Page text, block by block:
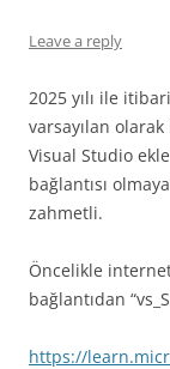
Leave a reply
2025 yılı ile
varsayılan
Visual Studio
bağlantısı
zahmetli.
Öncelikle
bağlantıdan
https://